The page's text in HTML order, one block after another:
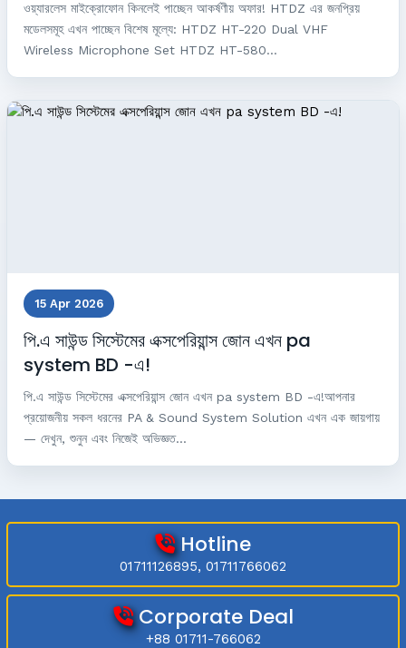
ওয়্যারলেস মাইক্রোফোন কিনলেই পাচ্ছেন আকর্ষণীয় অফার! HTDZ এর জনপ্রিয়
মডেলসমূহ এখন পাচ্ছেন বিশেষ মূল্যে: HTDZ HT-220 Dual VHF
Wireless Microphone Set HTDZ HT-580...
15 Apr 2026
পি.এ সাউন্ড সিস্টেমের এক্সপেরিয়ান্স জোন এখন pa
system BD -এ!
পি.এ সাউন্ড সিস্টেমের এক্সপেরিয়ান্স জোন এখন pa system BD -এ!আপনার
প্রয়োজনীয় সকল ধরনের PA & Sound System Solution এখন এক জায়গায়
— দেখুন, শুনুন এবং নিজেই অভিজ্ঞত...
Hotline
01711126895, 01711766062
Corporate Deal
+88 01711-766062